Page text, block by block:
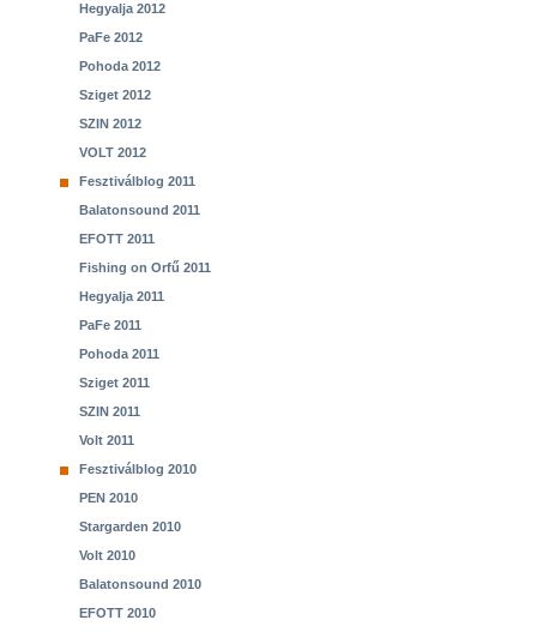
Hegyalja 2012
PaFe 2012
Pohoda 2012
Sziget 2012
SZIN 2012
VOLT 2012
Fesztiválblog 2011
Balatonsound 2011
EFOTT 2011
Fishing on Orfű 2011
Hegyalja 2011
PaFe 2011
Pohoda 2011
Sziget 2011
SZIN 2011
Volt 2011
Fesztiválblog 2010
PEN 2010
Stargarden 2010
Volt 2010
Balatonsound 2010
EFOTT 2010